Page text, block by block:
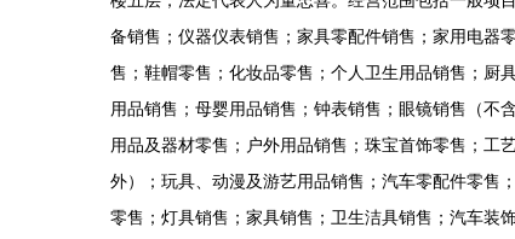
备销售；仪器仪表销售；家具零配件销售；家用电器
售；鞋帽零售；化妆品零售；个人卫生用品销售；厨
用品销售；母婴用品销售；钟表销售；眼镜销售（不
用品及器材零售；户外用品销售；珠宝首饰零售；工
外）；玩具、动漫及游艺用品销售；汽车零配件零售
零售；灯具销售；家具销售；卫生洁具销售；汽车装